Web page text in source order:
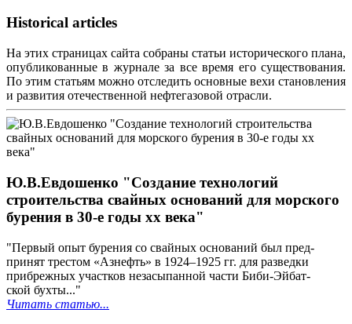
Historical articles
На этих страницах сайта собраны статьи исторического плана,
опубликованные в журнале за все время его существования.
По этим статьям можно отследить основные вехи становления
и развития отечественной нефтегазовой отрасли.
Ю.В.Евдошенко "Создание технологий
строительства свайных оснований для морского
бурения в 30-е годы хх века"
"Первый опыт бурения со свайных оснований был пред-
принят трестом «Азнефть» в 1924–1925 гг. для разведки
прибрежных участков незасыпанной части Биби-Эйбат-
ской бухты..."
Читать статью...